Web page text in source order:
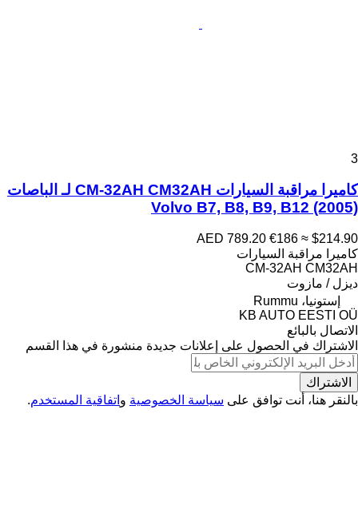
3
كاميرا مراقبة السيارات CM-32AH CM32AH لـ الباصات
Volvo B7, B8, B9, B12 (2005)
AED 789.20 €186 ≈ $214.90
كاميرا مراقبة السيارات
CM-32AH CM32AH
ديزل / مازوت
إستونيا، Rummu
KB AUTO EESTI OÜ
الاتصال بالبائع
الاشتراك في الحصول على إعلانات جديدة منشورة في هذا القسم
الاشتراك
بالنقر هنا، أنت توافق على سياسة الخصوصية و اتفاقية المستخدم.